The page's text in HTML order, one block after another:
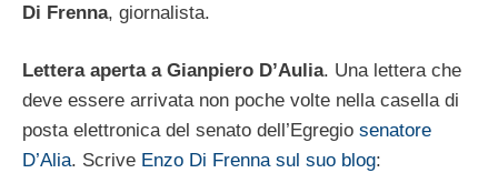
Di Frenna, giornalista.
Lettera aperta a Gianpiero D’Aulia. Una lettera che
deve essere arrivata non poche volte nella casella di
posta elettronica del senato dell’Egregio senatore
D’Alia. Scrive Enzo Di Frenna sul suo blog: